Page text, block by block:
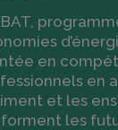
en
en
et les
les